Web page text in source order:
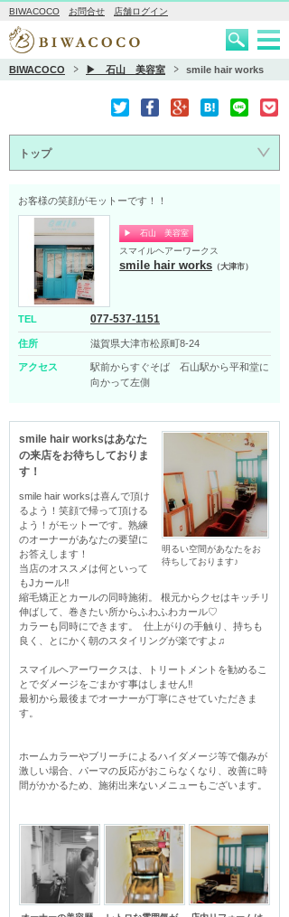
BIWACOCO お問合せ 店舗ログイン
BIWACOCO ▶ 石山 美容室 smile hair works
トップ
お客様の笑顔がモットーです！！
▶ 石山 美容室
スマイルヘアーワークス
smile hair works （大津市）
TEL 077-537-1151
住所 滋賀県大津市松原町8-24
アクセス
駅前からすぐそば 石山駅から平和堂に
向かって左側
明るい空間があなたをお
待ちしております♪
smile hair worksはあなた
の来店をお待ちしておりま
す！
smile hair worksは喜んで頂け
るよう！笑顔で帰って頂ける
よう！がモットーです。熟練
のオーナーがあなたの要望に
お答えします！
当店のオススメは何といって
もJカール‼︎
縮毛矯正とカールの同時施術。 根元からクセはキッチリ
伸ばして、巻きたい所からふわふわカール♡
カラーも同時にできます。  仕上がりの手触り、持ちも
良く、とにかく朝のスタイリングが楽ですよ♫
スマイルヘアーワークスは、トリートメントを勧めるこ
とでダメージをごまかす事はしません‼︎
最初から最後までオーナーが丁寧にさせていただきま
す。
ホームカラーやブリーチによるハイダメージ等で傷みが
激しい場合、パーマの反応がおこらなくなり、改善に時
間がかかるため、施術出来ないメニューもございます。